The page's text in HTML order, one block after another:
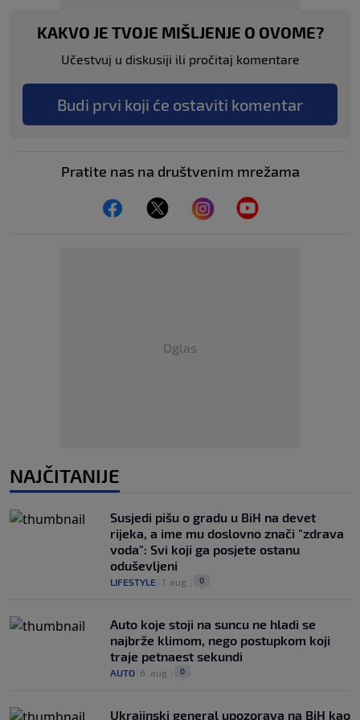
KAKVO JE TVOJE MIŠLJENJE O OVOME?
Učestvuj u diskusiji ili pročitaj komentare
Budi prvi koji će ostaviti komentar
Pratite nas na društvenim mrežama
Oglas
NAJČITANIJE
Susjedi pišu o gradu u BiH na devet
rijeka, a ime mu doslovno znači "zdrava
voda": Svi koji ga posjete ostanu
oduševljeni
LIFESTYLE 7. aug. 0
Auto koje stoji na suncu ne hladi se
najbrže klimom, nego postupkom koji
traje petnaest sekundi
AUTO 6. aug. 0
Ukrajinski general upozorava na BiH kao